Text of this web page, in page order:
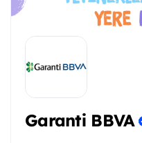
Garanti BBVA